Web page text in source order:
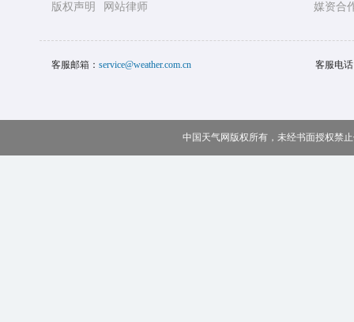
版权声明
网站律师
媒资合
客服邮箱： service@weather.com.cn 客服电
中国天气网版权所有，未经书面授权